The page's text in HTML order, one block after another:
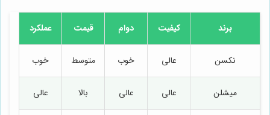
برند کیفیت دوام قیمت عملکرد
نکسن عالی خوب متوسط خوب
میشلن عالی عالی بالا عالی